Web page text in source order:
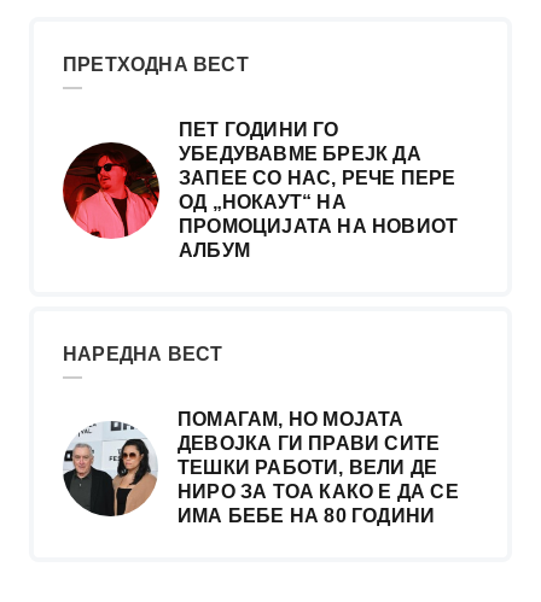
ПРЕТХОДНА ВЕСТ
ПЕТ ГОДИНИ ГО
УБЕДУВАВМЕ БРЕЈК ДА
ЗАПЕЕ СО НАС, РЕЧЕ ПЕРЕ
ОД „НОКАУТ“ НА
ПРОМОЦИЈАТА НА НОВИОТ
АЛБУМ
НАРЕДНА ВЕСТ
ПОМАГАМ, НО МОЈАТА
ДЕВОЈКА ГИ ПРАВИ СИТЕ
ТЕШКИ РАБОТИ, ВЕЛИ ДЕ
НИРО ЗА ТОА КАКО Е ДА СЕ
ИМА БЕБЕ НА 80 ГОДИНИ